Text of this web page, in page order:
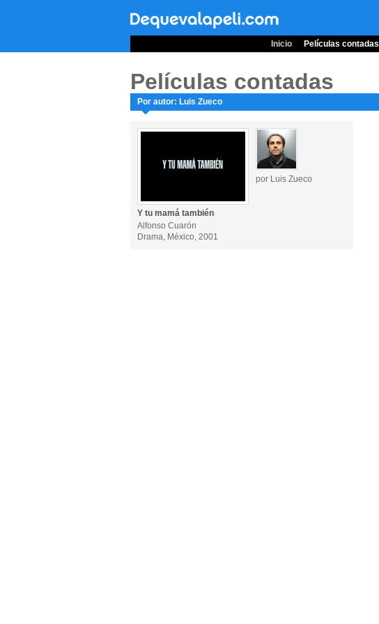
Inicio Películas contadas
Películas contadas
Por autor: Luis Zueco
por Luis Zueco
Y tu mamá también
Alfonso Cuarón
Drama, México, 2001